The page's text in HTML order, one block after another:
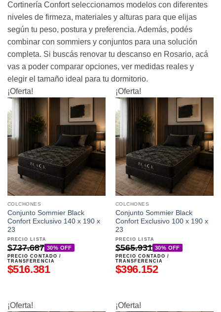
Cortinería Confort seleccionamos modelos con diferentes
niveles de firmeza, materiales y alturas para que elijas
según tu peso, postura y preferencia. Además, podés
combinar con sommiers y conjuntos para una solución
completa. Si buscás renovar tu descanso en Rosario, acá
vas a poder comparar opciones, ver medidas reales y
elegir el tamaño ideal para tu dormitorio.
¡Oferta!
COLCHONES
Conjunto Sommier Black
Confort Exclusivo 140 x 190 x
23
PRECIO LISTA
$737.687 30% OFF
PRECIO CONTADO /
TRANSFERENCIA
$516.381
¡Oferta!
COLCHONES
Conjunto Sommier Black
Confort Exclusivo 100 x 190 x
23
PRECIO LISTA
$565.931 30% OFF
PRECIO CONTADO /
TRANSFERENCIA
$396.152
¡Oferta! ¡Oferta!